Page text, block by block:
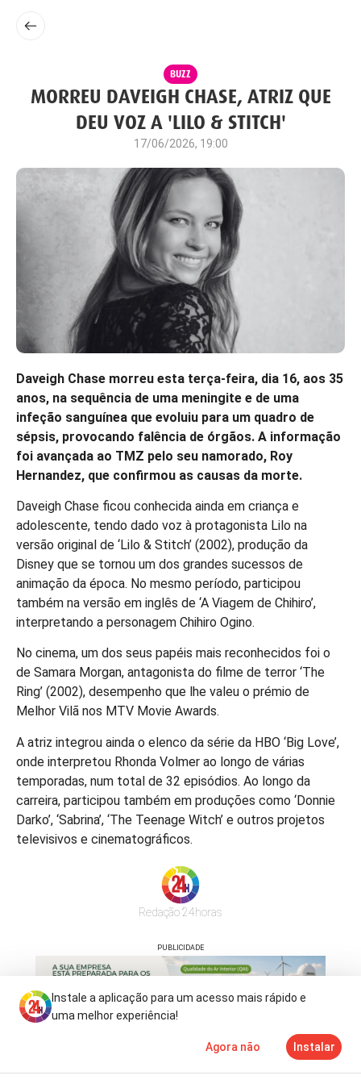
BUZZ
MORREU DAVEIGH CHASE, ATRIZ QUE
DEU VOZ A 'LILO & STITCH'
17/06/2026, 19:00
Daveigh Chase morreu esta terça-feira, dia 16, aos 35
anos, na sequência de uma meningite e de uma
infeção sanguínea que evoluiu para um quadro de
sépsis, provocando falência de órgãos. A informação
foi avançada ao TMZ pelo seu namorado, Roy
Hernandez, que confirmou as causas da morte.
Daveigh Chase ficou conhecida ainda em criança e
adolescente, tendo dado voz à protagonista Lilo na
versão original de ‘Lilo & Stitch’ (2002), produção da
Disney que se tornou um dos grandes sucessos de
animação da época. No mesmo período, participou
também na versão em inglês de ‘A Viagem de Chihiro’,
interpretando a personagem Chihiro Ogino.
No cinema, um dos seus papéis mais reconhecidos foi o
de Samara Morgan, antagonista do filme de terror ‘The
Ring’ (2002), desempenho que lhe valeu o prémio de
Melhor Vilã nos MTV Movie Awards.
A atriz integrou ainda o elenco da série da HBO ‘Big Love’,
onde interpretou Rhonda Volmer ao longo de várias
temporadas, num total de 32 episódios. Ao longo da
carreira, participou também em produções como ‘Donnie
Darko’, ‘Sabrina’, ‘The Teenage Witch’ e outros projetos
televisivos e cinematográficos.
Redação 24horas
PUBLICIDADE
Mais
Instale a aplicação para um acesso mais rápido e
uma melhor experiência!
Agora não Instalar